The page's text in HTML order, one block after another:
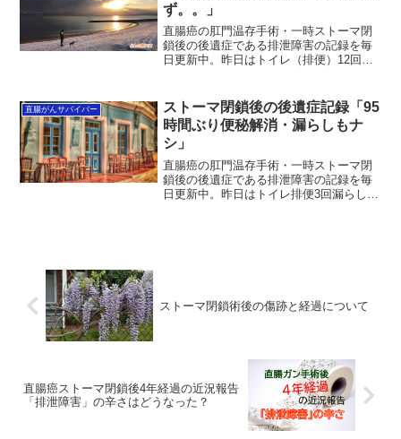
ず。。」
直腸癌の肛門温存手術・一時ストーマ閉
鎖後の後遺症である排泄障害の記録を毎
日更新中。昨日はトイレ（排便）12回漏
年11月15日の13日間漏らし無し連続日数
最高記録か...
直腸がんサバイバー
ストーマ閉鎖後の後遺症記録「95
時間ぶり便秘解消・漏らしもナ
シ」
直腸癌の肛門温存手術・一時ストーマ閉
鎖後の後遺症である排泄障害の記録を毎
日更新中。昨日はトイレ排便3回漏らし無
ストーマ閉鎖術後の傷跡と経過について
直腸癌ストーマ閉鎖後4年経過の近況報告
「排泄障害」の辛さはどうなった？